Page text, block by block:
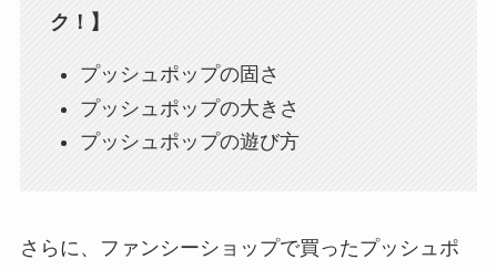
ク！】
プッシュポップの固さ
プッシュポップの大きさ
プッシュポップの遊び方
さらに、ファンシーショップで買ったプッシュポ